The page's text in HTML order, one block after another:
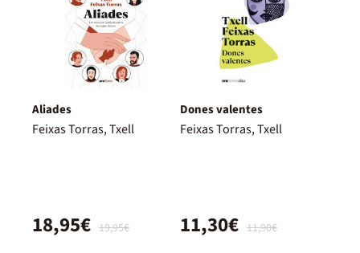
Aliades
Feixas Torras, Txell
19,95€
18,95€
Dones valentes
Feixas Torras, Txell
11,90€
11,30€